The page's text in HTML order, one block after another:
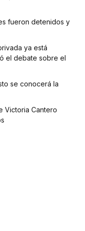
fueron detenidos y
ya está
el debate sobre el
se conocerá la
Victoria Cantero